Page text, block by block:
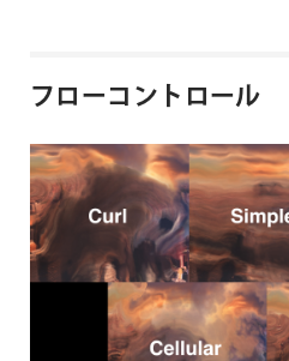
フローコントロール